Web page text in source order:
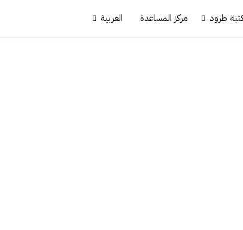
طرود مركز المساعدة العربية